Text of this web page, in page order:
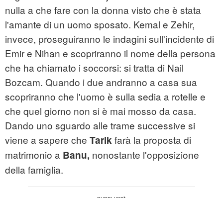
nulla a che fare con la donna visto che è stata
l'amante di un uomo sposato. Kemal e Zehir,
invece, proseguiranno le indagini sull'incidente di
Emir e Nihan e scopriranno il nome della persona
che ha chiamato i soccorsi: si tratta di Nail
Bozcam. Quando i due andranno a casa sua
scopriranno che l'uomo è sulla sedia a rotelle e
che quel giorno non si è mai mosso da casa.
Dando uno sguardo alle trame successive si
viene a sapere che Tarikfarà la proposta di
matrimonio a Banu, nonostante l'opposizione
della famiglia.